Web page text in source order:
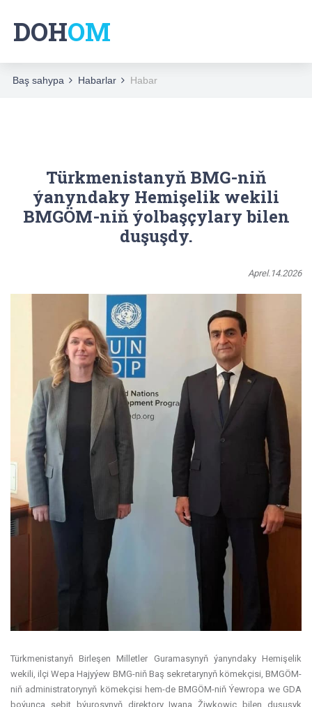
DOHOM
Baş sahypa Habarlar Habar
Türkmenistanyň BMG-niň
ýanyndaky Hemişelik wekili
BMGÖM-niň ýolbaşçylary bilen
duşuşdy.
Aprel.14.2026
Türkmenistanyň Birleşen Milletler Guramasynyň ýanyndaky Hemişelik
wekili, ilçi Wepa Hajyýew BMG-niň Baş sekretarynyň kömekçisi, BMGÖM-
niň administratorynyň kömekçisi hem-de BMGÖM-niň Ýewropa we GDA
boýunça sebit býurosynyň direktory Iwana Žiwkowiç bilen duşuşyk
DOHOM